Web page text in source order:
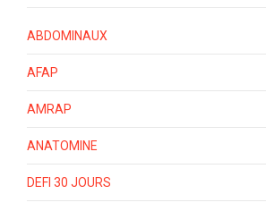
ABDOMINAUX
AFAP
AMRAP
ANATOMINE
DEFI 30 JOURS